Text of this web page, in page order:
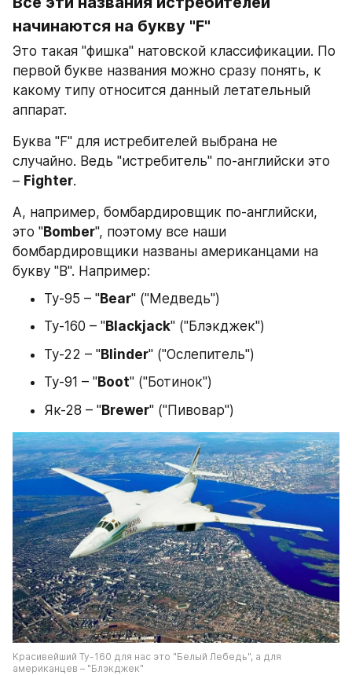
начинаются на букву "F"
Это такая "фишка" натовской классификации. По
первой букве названия можно сразу понять, к
какому типу относится данный летательный
аппарат.
Буква "F" для истребителей выбрана не
случайно. Ведь "истребитель" по-английски это
– Fighter.
А, например, бомбардировщик по-английски,
это "Bomber", поэтому все наши
бомбардировщики названы американцами на
букву "B". Например:
Ту-95 – "Bear" ("Медведь")
Ту-160 – "Blackjack" ("Блэкджек")
Ту-22 – "Blinder" ("Ослепитель")
Ту-91 – "Boot" ("Ботинок")
Як-28 – "Brewer" ("Пивовар")
Красивейший Ту-160 для нас это "Белый Лебедь", а для
американцев – "Блэкджек"